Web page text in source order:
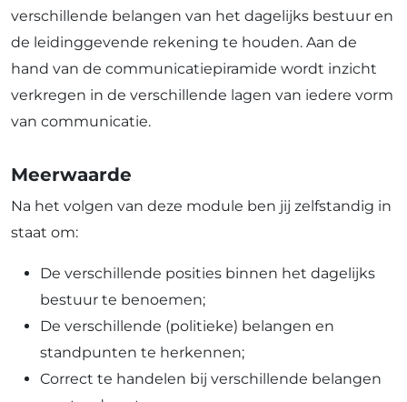
verschillende belangen van het dagelijks bestuur en
de leidinggevende rekening te houden. Aan de
hand van de communicatiepiramide wordt inzicht
verkregen in de verschillende lagen van iedere vorm
van communicatie.
Meerwaarde
Na het volgen van deze module ben jij zelfstandig in
staat om:
De verschillende posities binnen het dagelijks
bestuur te benoemen;
De verschillende (politieke) belangen en
standpunten te herkennen;
Correct te handelen bij verschillende belangen